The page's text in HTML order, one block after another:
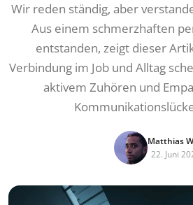
Wir reden ständig, aber
Aus einem schmerzhaften
entstanden, zeigt dieser
Verbindung im Job und Alltag
aktivem Zuhören und
Matthias
22. Juni